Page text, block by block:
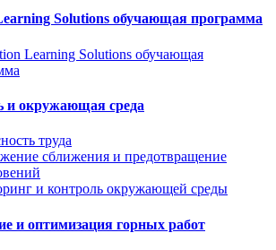
Solutions обучающая программа
Learning Solutions обучающая
и окружающая среда
труда
сближения и предотвращение
и контроль окружающей среды
и оптимизация горных работ